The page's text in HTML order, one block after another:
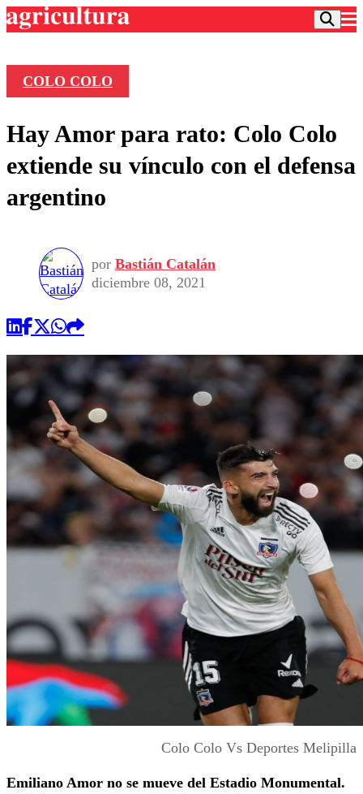
Frecuencias
Agricultura TV
Deportes
Colo Colo
Seleccion Chilena
Torneo Internacional
Entretención
Economía
Internacional
Publicaciones en medios
Opinión
COLO COLO
Hay Amor para rato: Colo Colo
extiende su vínculo con el defensa
argentino
por Bastián Catalán
diciembre 08, 2021
Colo Colo Vs Deportes Melipilla
Emiliano Amor no se mueve del Estadio Monumental.